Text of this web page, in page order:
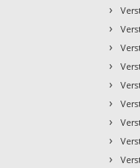
›
›
›
›
›
›
›
›
›